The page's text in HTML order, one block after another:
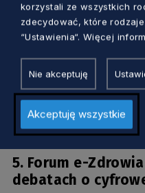
5. Forum e-
debatach o
korzystali ze wszystkich
zdecydować, które
“Ustawienia“. Więcej
Nie akceptuję
Akceptuję wszystkie